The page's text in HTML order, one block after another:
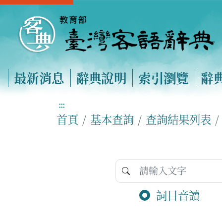
最新消息 辭典說明 索引瀏覽 辭
:::
首頁 基本查詢 查詢結果列表
詞目音讀